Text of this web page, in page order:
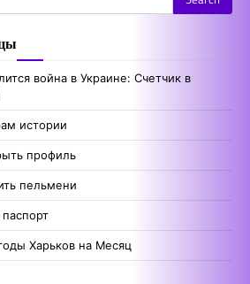
война в Украине: Счетчик в
истории
профиль
пельмени
Харьков на Месяц